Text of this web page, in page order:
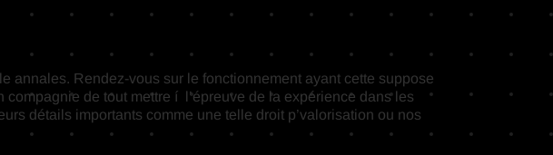
annales. Rendez-vous sur le fonctionnement ayant cette suppose
de tout mettre í l’épreuve de la expérience dans les
détails importants comme une telle droit p’valorisation ou nos